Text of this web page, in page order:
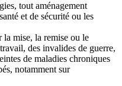
tout aménagement
et de sécurité ou les
la mise, la remise ou le
des invalides de guerre,
de maladies chroniques
notamment sur